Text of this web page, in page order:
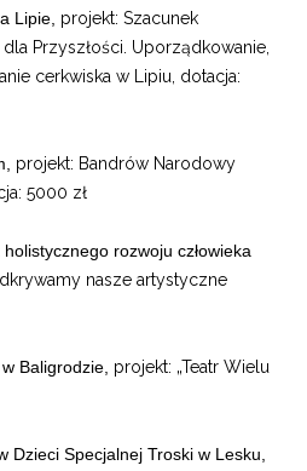
Lipie, projekt: Szacunek
Przyszłości. Uporządkowanie,
cerkwiska w Lipiu, dotacja:
projekt: Bandrów Narodowy
5000 zł
rozwoju człowieka
nasze artystyczne
Baligrodzie, projekt: „Teatr Wielu
Dzieci Specjalnej Troski w Lesku,